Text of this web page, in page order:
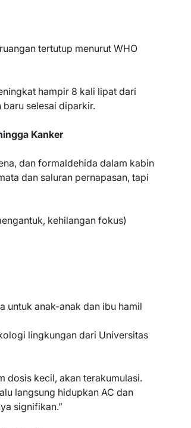
tertutup menurut WHO
hampir 8 kali lipat dari
baru selesai diparkir.
Kanker
dan formaldehida dalam kabin
dan saluran pernapasan, tapi
kehilangan fokus)
untuk anak-anak dan ibu hamil
lingkungan dari Universitas
dosis kecil, akan terakumulasi.
langsung hidupkan AC dan
signifikan.”